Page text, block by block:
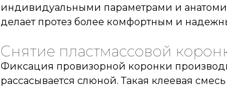
Записаться на приём
индивидуальными параметрами и
делает протез более комфортным и
Снятие пластмассовой
Фиксация провизорной коронки
рассасывается слюной. Такая клеевая